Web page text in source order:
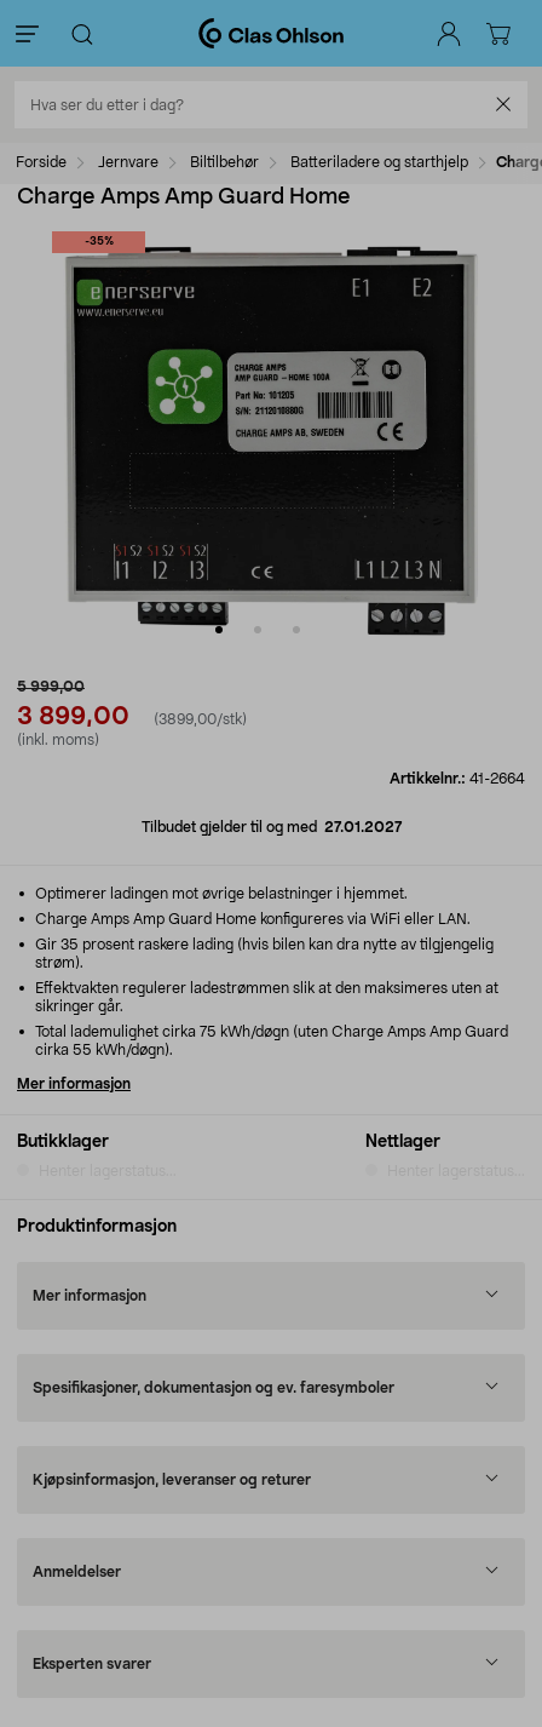
Forside Jernvare Biltilbehør Batteriladere og starthjelp
Charge Amps Amp Guard Home
-35%
5 999,00
3 899,00
(3899,00/stk)
(inkl. moms)
Artikkelnr.: 41-2664
Tilbudet gjelder til og med 27.01.2027
Butikklager Nettlager
Optimerer ladingen mot øvrige belastninger i hjemmet.
Charge Amps Amp Guard Home konfigureres via WiFi eller LAN.
Gir 35 prosent raskere lading (hvis bilen kan dra nytte av tilgjengelig
strøm).
Effektvakten regulerer ladestrømmen slik at den maksimeres uten at
sikringer går.
Total lademulighet cirka 75 kWh/døgn (uten Charge Amps Amp Guard
cirka 55 kWh/døgn).
Mer informasjon
Produktinformasjon
Mer informasjon
Spesifikasjoner, dokumentasjon og ev. faresymboler
Kjøpsinformasjon, leveranser og returer
Anmeldelser
Eksperten svarer